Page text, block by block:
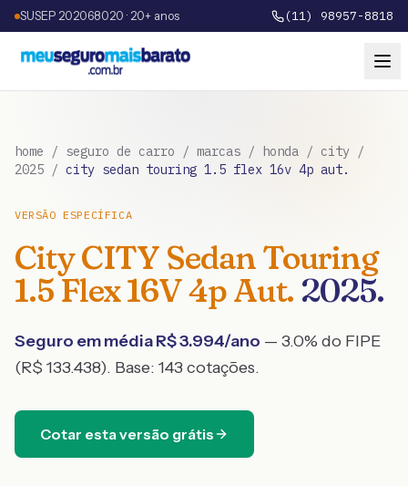
SUSEP 202068020 · 20+ anos (11) 98957-8818
home / seguro de carro / marcas / honda / city /
2025 / city sedan touring 1.5 flex 16v 4p aut.
VERSÃO ESPECÍFICA
CityCITY Sedan Touring
1.5 Flex 16V 4p Aut. 2025.
Seguro em média R$3.994/ano — 3.0% do FIPE
(R$ 133.438). Base: 143 cotações.
Cotar esta versão grátis